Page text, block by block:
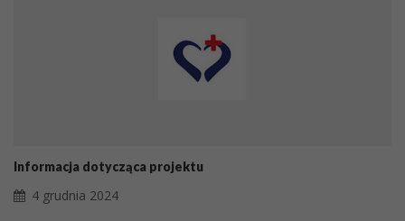
Informacja dotycząca projektu
4 grudnia 2024